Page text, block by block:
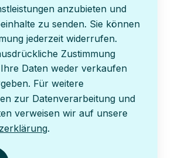
anzubieten und
zu senden. Sie können
jederzeit widerrufen.
Zustimmung
Daten weder verkaufen
Für weitere
zur Datenverarbeitung und
verweisen wir auf unsere
.